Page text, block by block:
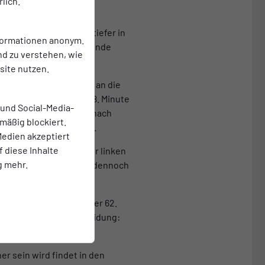
anonym.
zu verstehen, wie
nutzen.
Social-Media-
blockiert.
akzeptiert
diese Inhalte
mehr.
zwei Klassen tiefer in
Kontrahent. Am Ende
einen Freistoß an die
und kam in der 28. Minute
unsere Defensive nach
Schlussmann Sieger.
setzte sich auf der linken
Ruhe in unser Spiel, dennoch
Duesing hatte in der 62.
endgültige Entscheidung:
sein wird findet in den